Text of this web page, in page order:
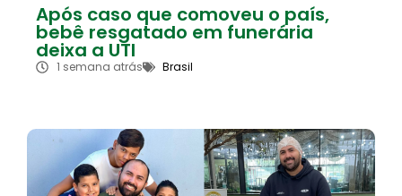
Após caso que comoveu o país,
bebê resgatado em funerária
deixa a UTI
1 semana atrás Brasil